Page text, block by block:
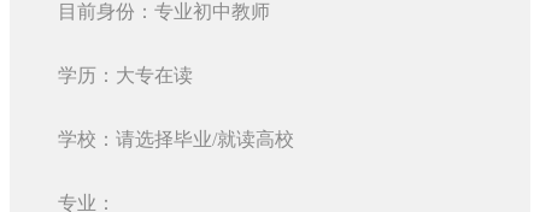
目前身份：专业初中教师
学历：大专在读
学校：请选择毕业/就读高校
专业：